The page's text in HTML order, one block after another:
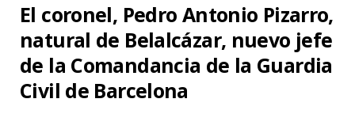
k e
r
)
a
m
El coronel, Pedro Antonio Pizarro,
natural de Belalcázar, nuevo jefe
de la Comandancia de la Guardia
Civil de Barcelona